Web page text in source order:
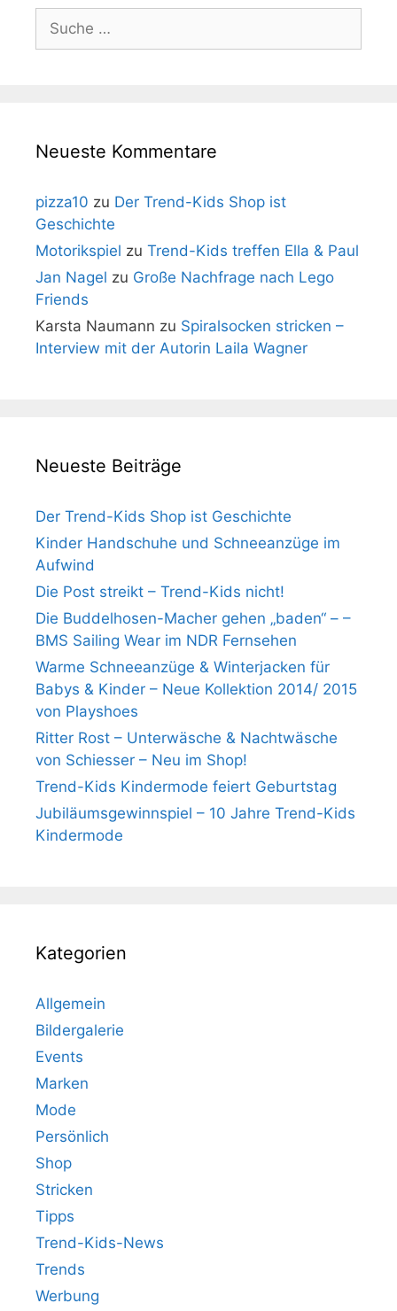
Suche
nach:
Neueste Kommentare
pizza10 zu Der Trend-Kids Shop ist
Geschichte
Motorikspiel zu Trend-Kids treffen Ella & Paul
Jan Nagel zu Große Nachfrage nach Lego
Friends
Karsta Naumann zu Spiralsocken stricken –
Interview mit der Autorin Laila Wagner
Neueste Beiträge
Der Trend-Kids Shop ist Geschichte
Kinder Handschuhe und Schneeanzüge im
Aufwind
Die Post streikt – Trend-Kids nicht!
Die Buddelhosen-Macher gehen „baden“ – –
BMS Sailing Wear im NDR Fernsehen
Warme Schneeanzüge & Winterjacken für
Babys & Kinder – Neue Kollektion 2014/ 2015
von Playshoes
Ritter Rost – Unterwäsche & Nachtwäsche
von Schiesser – Neu im Shop!
Trend-Kids Kindermode feiert Geburtstag
Jubiläumsgewinnspiel – 10 Jahre Trend-Kids
Kindermode
Kategorien
Allgemein
Bildergalerie
Events
Marken
Mode
Persönlich
Shop
Stricken
Tipps
Trend-Kids-News
Trends
Werbung